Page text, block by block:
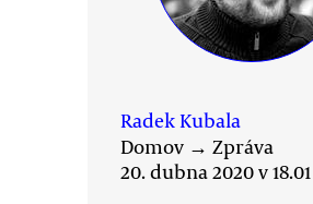
Radek Kubala
Domov → Zpráva
20. dubna 2020 v 18.01